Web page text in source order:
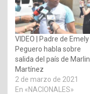
VIDEO | Padre de Emely
Peguero habla sobre
salida del país de Marlin
Martínez
2 de marzo de 2021
En «NACIONALES»